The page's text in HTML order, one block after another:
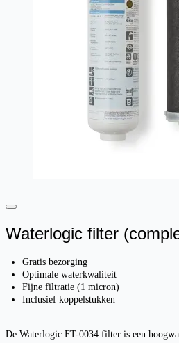
Waterlogic filter
Gratis bezorging
Optimale waterkwaliteit
Fijne filtratie (1 micron)
Inclusief koppelstukken
De Waterlogic FT-0034 filter is een